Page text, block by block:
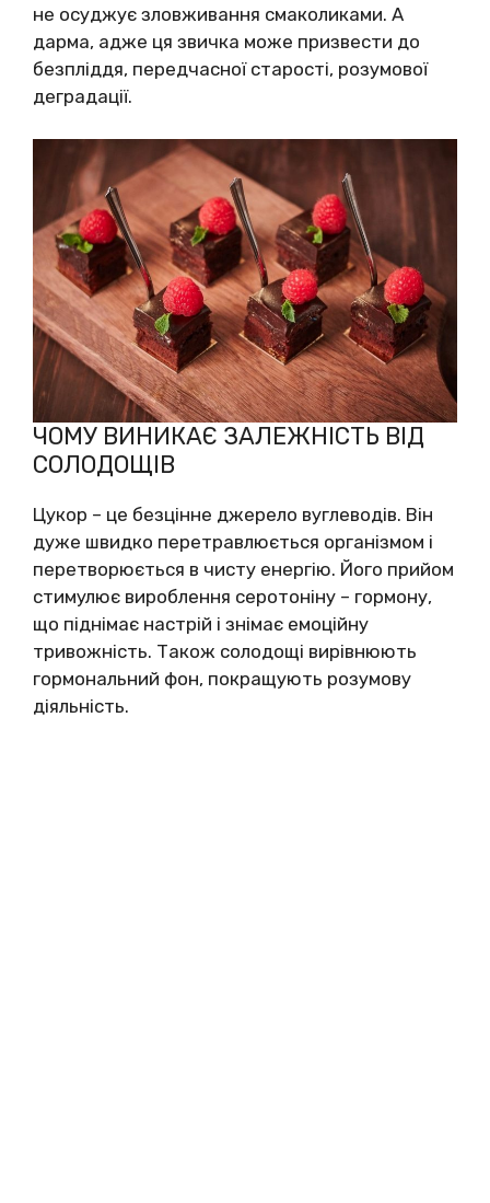
не осуджує зловживання смаколиками. А
дарма, адже ця звичка може призвести до
безпліддя, передчасної старості, розумової
деградації.
ЧОМУ ВИНИКАЄ ЗАЛЕЖНІСТЬ ВІД
СОЛОДОЩІВ
Цукор – це безцінне джерело вуглеводів. Він
дуже швидко перетравлюється організмом і
перетворюється в чисту енергію. Його прийом
стимулює вироблення серотоніну – гормону,
що піднімає настрій і знімає емоційну
тривожність. Також солодощі вирівнюють
гормональний фон, покращують розумову
діяльність.